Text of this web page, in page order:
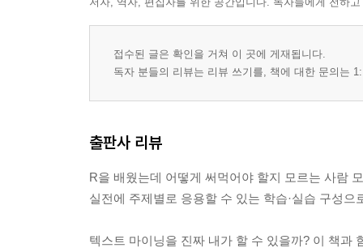
접수된 글은 확인을 거쳐 이 곳에 게재됩니다.
독자 분들의 리뷰는 리뷰 쓰기를, 책에 대한 문의는
출판사 리뷰
R을 배웠는데 어떻게 써먹어야 할지 모르는 사람
실전에 주제별로 응용할 수 있는 학습·실습 구성으
텍스트 마이닝을 진짜 내가 할 수 있을까? 이 책과